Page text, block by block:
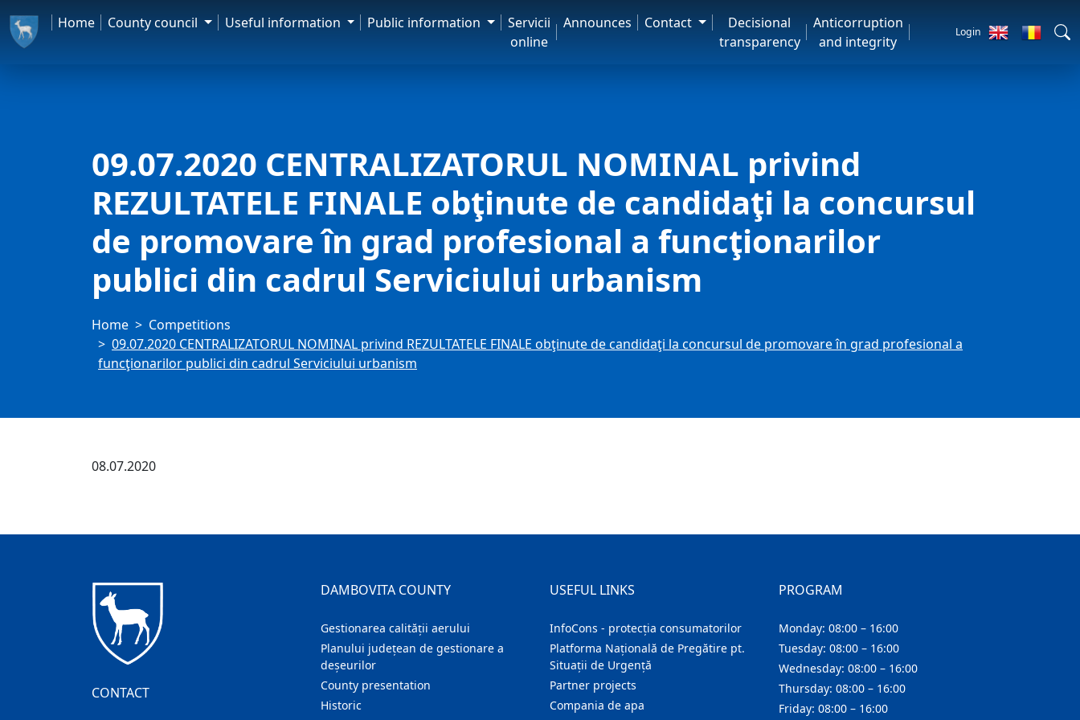
Home County council Useful information Public information
Servicii
online
Announces Contact
Decisional
transparency
Anticorruption
and integrity
Login
09.07.2020 CENTRALIZATORUL NOMINAL privind
REZULTATELE FINALE obţinute de candidaţi la concursul
de promovare în grad profesional a funcţionarilor
publici din cadrul Serviciului urbanism
Home
Competitions
09.07.2020 CENTRALIZATORUL NOMINAL privind REZULTATELE FINALE obţinute de candidaţi la concursul de promovare în grad profesional a
funcţionarilor publici din cadrul Serviciului urbanism
08.07.2020
CONTACT
DAMBOVITA COUNTY
Gestionarea calității aerului
Planului județean de gestionare a
deșeurilor
County presentation
Historic
USEFUL LINKS
InfoCons - protecția consumatorilor
Platforma Națională de Pregătire pt.
Situații de Urgență
Partner projects
Compania de apa
PROGRAM
Monday: 08:00 – 16:00
Tuesday: 08:00 – 16:00
Wednesday: 08:00 – 16:00
Thursday: 08:00 – 16:00
Friday: 08:00 – 16:00